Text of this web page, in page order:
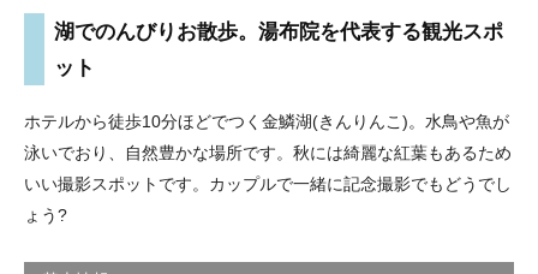
湖でのんびりお散歩。湯布院を代表する観光スポ
ット
ホテルから徒歩10分ほどでつく金鱗湖(きんりんこ)。水鳥や魚が
泳いでおり、自然豊かな場所です。秋には綺麗な紅葉もあるため
いい撮影スポットです。カップルで一緒に記念撮影でもどうでし
ょう?